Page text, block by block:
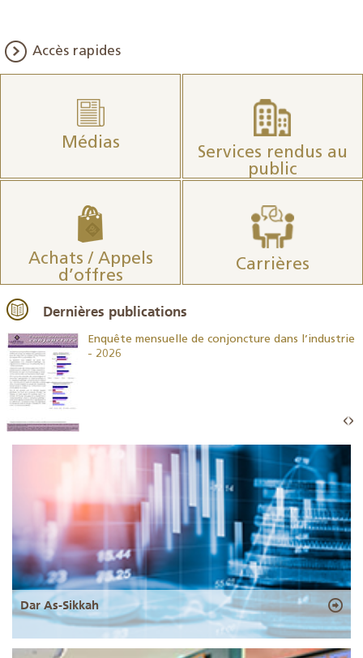
Accès rapides
Médias
Services rendus au
public
Achats / Appels
d’offres
Carrières
Dernières publications
Enquête mensuelle de conjoncture dans l’industrie
- 2026
Dar As-Sikkah